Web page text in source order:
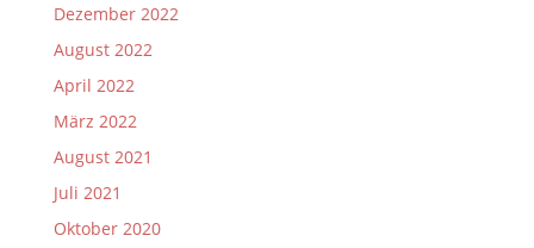
Dezember 2022
August 2022
April 2022
März 2022
August 2021
Juli 2021
Oktober 2020